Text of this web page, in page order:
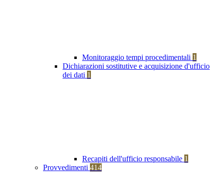
Monitoraggio tempi procedimentali 1
Dichiarazioni sostitutive e acquisizione d'ufficio
dei dati 1
Recapiti dell'ufficio responsabile 1
Provvedimenti 414